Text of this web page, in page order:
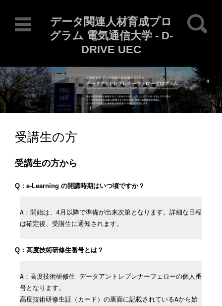
データ関連人材育成プロ
グラム 電気通信大学 - D-
DRIVE UEC
検索:
コンテンツに移動
受講生の方
受講生の方から
Q：e-Learning の開講時期はいつ頃ですか？
A：開始は、4月以降で準備が出来次第となります。詳細な日程
は確定後、受講生に通知されます。
Q：高度技術研修生番号とは？
A：高度技術研修生 データアントレプレナーフェローの個人番
号となります。
高度技術研修生証（カード）の裏面に記載されているAから始